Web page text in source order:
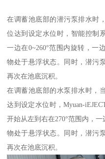
在调蓄池底部的潜污泵排水时
位达到设定水位时，智能控制
一边在0~260°范围内旋转，一
物处于悬浮状态。同时，潜污
再次在池底沉积。
在调蓄池底部的水泵排水时，
达到设定水位时，Myuan-
开始从左到右在270°范围内，
物处于悬浮状态。同时，潜污
再次在池底沉积。